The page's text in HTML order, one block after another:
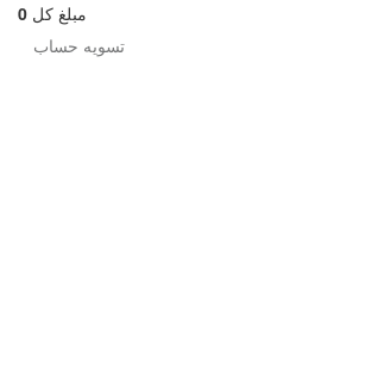
0 مبلغ کل
تسویه حساب